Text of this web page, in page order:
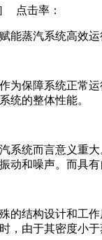
点击率：
能蒸汽系统高效运
为保障系统正常
统的整体性能。
系统而言意义重
动和噪声。而具
的结构设计和工
，由于其密度小